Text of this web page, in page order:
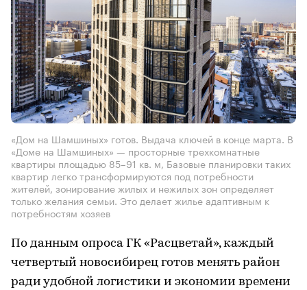
«Дом на Шамшиных» готов. Выдача ключей в конце марта. В
«Доме на Шамшиных» — просторные трехкомнатные
квартиры площадью 85–91 кв. м, Базовые планировки таких
квартир легко трансформируются под потребности
жителей, зонирование жилых и нежилых зон определяет
только желания семьи. Это делает жилье адаптивным к
потребностям хозяев
По данным опроса ГК «Расцветай», каждый
четвертый новосибирец готов менять район
ради удобной логистики и экономии времени